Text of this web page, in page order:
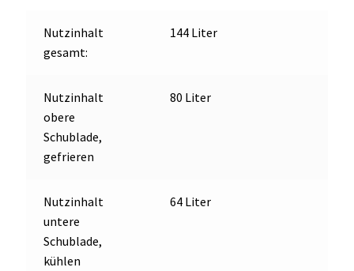
Nutzinhalt
gesamt:
144 Liter
Nutzinhalt
obere
Schublade,
gefrieren
80 Liter
Nutzinhalt
untere
Schublade,
kühlen
64 Liter